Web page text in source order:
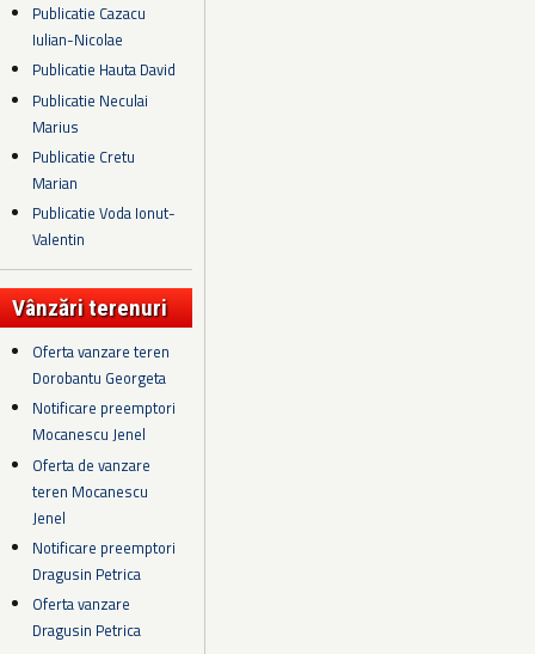
Publicatie Cazacu
Iulian-Nicolae
Publicatie Hauta David
Publicatie Neculai
Marius
Publicatie Cretu
Marian
Publicatie Voda Ionut-
Valentin
Vânzări terenuri
Oferta vanzare teren
Dorobantu Georgeta
Notificare preemptori
Mocanescu Jenel
Oferta de vanzare
teren Mocanescu
Jenel
Notificare preemptori
Dragusin Petrica
Oferta vanzare
Dragusin Petrica